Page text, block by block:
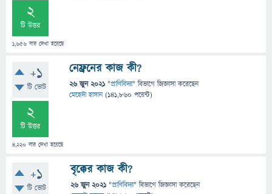
2
টি উত্তর
1,656 বার দেখা হয়েছে
+1
টি ভোট
2
টি উত্তর
4,220 বার দেখা হয়েছে
নেফ্রনের কাজ কী?
26 জুন 2021 "প্রাণিবিদ্যা" বিভাগে জিজ্ঞাসাকরেছেন
মেহেদী হাসান (141,860 পয়েন্ট)
+1
টি ভোট
বৃক্কের কাজ কী?
26 জুন 2021 "প্রাণিবিদ্যা" বিভাগে জিজ্ঞাসাকরেছেন